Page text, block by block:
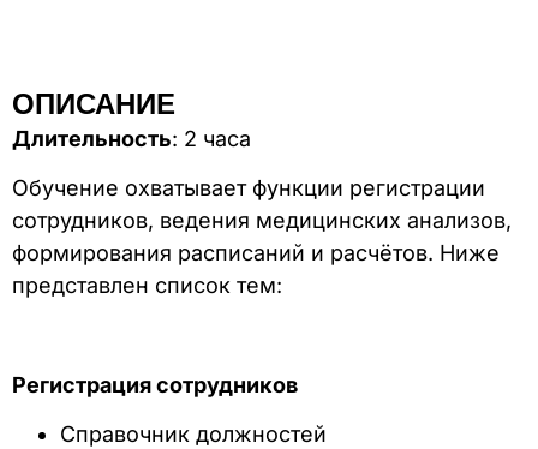
ОПИСАНИЕ
Длительность: 2 часа
Обучение охватывает функции регистрации
сотрудников, ведения медицинских анализов,
формирования расписаний и расчётов. Ниже
представлен список тем:
Регистрация сотрудников
Справочник должностей